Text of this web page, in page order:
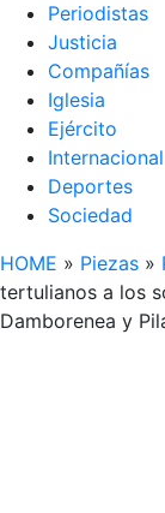
Periodistas
Justicia
Compañías
Iglesia
Ejército
Internacional
Deportes
Sociedad
HOME » Piezas »
tertulianos a los
Damborenea y